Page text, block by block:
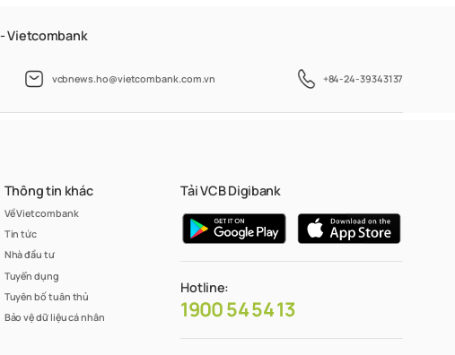
Vietcombank
vcbnews.ho@vietcombank.com.vn +84-24-39343137
Thông tin khác
Về Vietcombank
Tin tức
Nhà đầu tư
Tuyển dụng
Tuyên bố tuân thủ
Bảo vệ dữ liệu cá nhân
Tải VCB Digibank
Hotline:
1900 54 54 13